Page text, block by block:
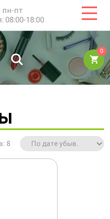
пн-пт
08:00-18:00
0
8